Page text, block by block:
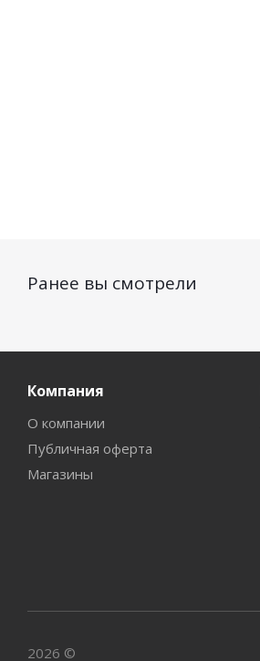
Ранее вы смотрели
Компания
О компании
Публичная оферта
Магазины
2026 ©